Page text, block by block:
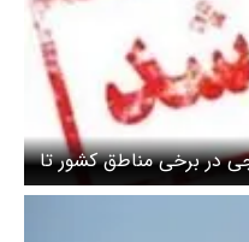
در برخی مناطق کشور تا